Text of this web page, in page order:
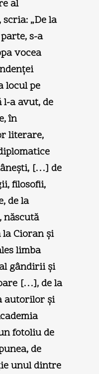
al
„De la
s-a
vocea
locul pe
a avut, de
în
literare,
[…] de
filosofii,
de la
născută
Cioran şi
limba
gândirii şi
[…], de la
autorilor şi
fotoliu de
de
unul dintre